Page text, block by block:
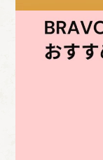
オス
ス
メ！